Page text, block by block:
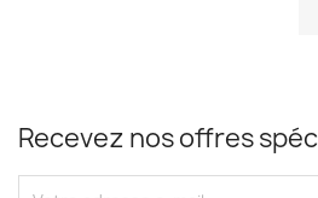
Recevez nos offres